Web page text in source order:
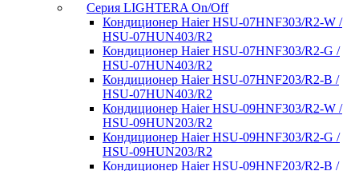
Серия LIGHTERA On/Off
Кондиционер Haier HSU-07HNF303/R2-W /
HSU-07HUN403/R2
Кондиционер Haier HSU-07HNF303/R2-G /
HSU-07HUN403/R2
Кондиционер Haier HSU-07HNF203/R2-B /
HSU-07HUN403/R2
Кондиционер Haier HSU-09HNF303/R2-W /
HSU-09HUN203/R2
Кондиционер Haier HSU-09HNF303/R2-G /
HSU-09HUN203/R2
Кондиционер Haier HSU-09HNF203/R2-B /